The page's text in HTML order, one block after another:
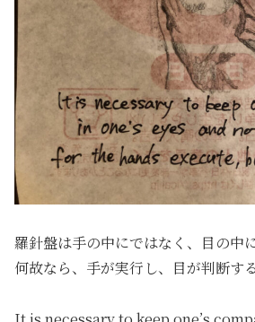
羅針盤は手の中にではなく、目の中
何故なら、手が実行し、目が判断す